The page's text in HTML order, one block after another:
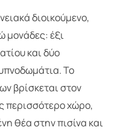
διοικούμενο,
μονάδες: έξι
και δύο
Το
βρίσκεται στον
χώρο,
θέα στην πισίνα και